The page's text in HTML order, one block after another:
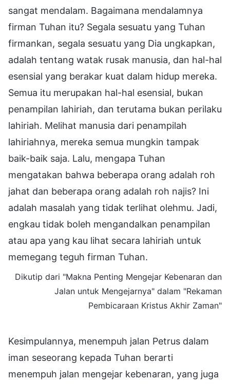
sangat mendalam. Bagaimana mendalamnya
firman Tuhan itu? Segala sesuatu yang Tuhan
firmankan, segala sesuatu yang Dia ungkapkan,
adalah tentang watak rusak manusia, dan hal-hal
esensial yang berakar kuat dalam hidup mereka.
Semua itu merupakan hal-hal esensial, bukan
penampilan lahiriah, dan terutama bukan perilaku
lahiriah. Melihat manusia dari penampilah
lahiriahnya, mereka semua mungkin tampak
baik-baik saja. Lalu, mengapa Tuhan
mengatakan bahwa beberapa orang adalah roh
jahat dan beberapa orang adalah roh najis? Ini
adalah masalah yang tidak terlihat olehmu. Jadi,
engkau tidak boleh mengandalkan penampilan
atau apa yang kau lihat secara lahiriah untuk
memegang teguh firman Tuhan.
Dikutip dari "Makna Penting Mengejar Kebenaran dan
Jalan untuk Mengejarnya" dalam "Rekaman
Pembicaraan Kristus Akhir Zaman"
Kesimpulannya, menempuh jalan Petrus dalam
iman seseorang kepada Tuhan berarti
menempuh jalan mengejar kebenaran, yang juga